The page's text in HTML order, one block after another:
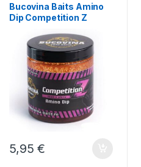
Bucovina Baits Amino
Dip Competition Z
5,95€